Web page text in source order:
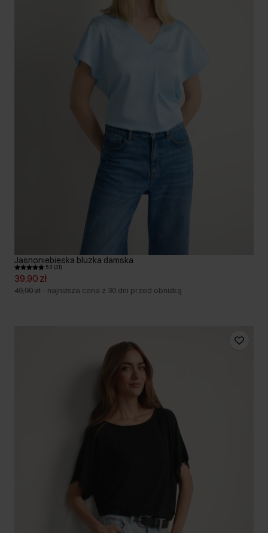
Jasnoniebieska bluzka damska
5.0 (41)
39,90 zł
49,90 zł - najniższa cena z 30 dni przed obniżką